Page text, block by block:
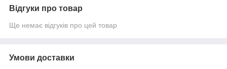
Відгуки про товар
Ще немає відгуків про цей товар
Умови доставки